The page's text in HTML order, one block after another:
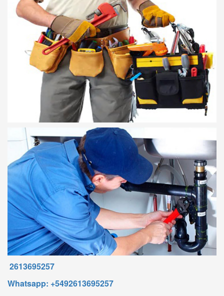
2613695257
Whatsapp: +5492613695257